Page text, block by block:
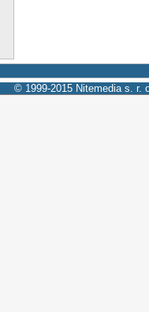
© 1999-2015 Nitemedia s. r.